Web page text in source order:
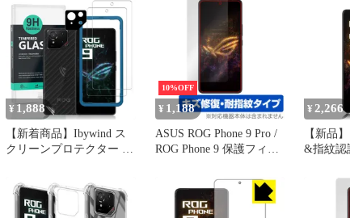
ージー フォン 9H 高硬度
透明 高光沢
ー フォ
ンチグ
¥1,888
【新着商品】Ibywind ス
クリーンプロテクター 2
強化ガラス、カメラレン
ズプロテクター 1 枚付
10%OFF
¥ 1,188
ASUS ROG Phone 9 Pro /
ROG Phone 9 保護フィル
スース アールオージー
フォン 傷修復 耐指紋 指
紋防止
¥ 2,266
【新品
&指紋認
9 Pro/
1枚セッ
ASUS